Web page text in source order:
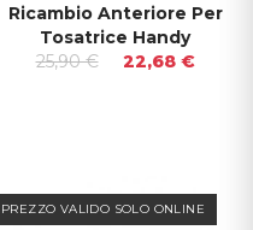
Ricambio Anteriore Per
Tosatrice Handy
25,90 €
22,68 €
PREZZO VALIDO SOLO ONLINE